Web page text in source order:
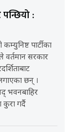
:
पार्टीका
वर्तमान सरकार
छन् ।
भवनबाहिर
गर्दै